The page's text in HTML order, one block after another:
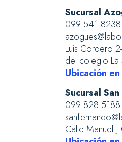
Sucursal
099 541 8238
Luis Cordero
del colegio La
Ubicación
Sucursal
099 828 5188
Calle Manuel